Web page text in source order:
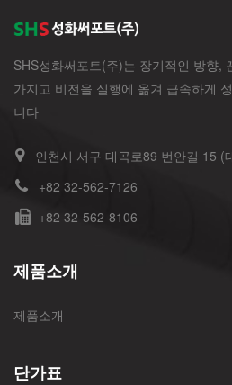
SHS성화써포트(주)는 장기적인 방향,
가지고 비전을 실행에 옮겨 급속하게
니다
인천시 서구 대곡로89 번안길 15 (
+82 32-562-7126
+82 32-562-8106
제품소개
제품소개
단가표